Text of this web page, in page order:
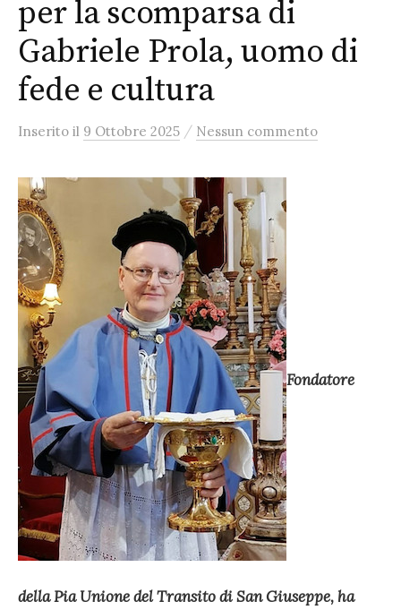
per la scomparsa di
Gabriele Prola, uomo di
fede e cultura
Inserito il 9 Ottobre 2025 / Nessun commento
Fondatore
della Pia Unione del Transito di San Giuseppe, ha